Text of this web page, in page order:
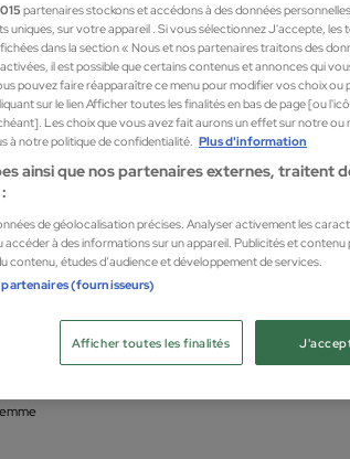
partenaires stockons et accédons à des données
uniques, sur votre appareil . Si vous sélectionnez J'accepte,
dans la section « Nous et nos partenaires traitons des
il est possible que certains contenus et annonces qui
pouvez faire réapparaître ce menu pour modifier vos choix
sur le lien Afficher toutes les finalités en bas de page [ou
Les choix que vous avez fait aurons un effet sur notre ou
à notre politique de confidentialité. Plus d'information
ainsi que nos partenaires externes, traitent
de géolocalisation précises. Analyser activement les
à des informations sur un appareil. Publicités et
contenu, études d’audience et développement de services.
(fournisseurs)
Afficher toutes les finalités